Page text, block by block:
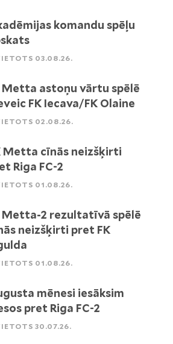
komandu spēļu
03.08.26.
Metta astoņu vārtu spēlē
FK Iecava/FK Olaine
02.08.26.
Metta cīnās neizšķirti
Riga FC-2
01.08.26.
Metta-2 rezultatīvā spēlē
neizšķirti pret FK
01.08.26.
mēnesi iesāksim
pret Riga FC-2
30.07.26.